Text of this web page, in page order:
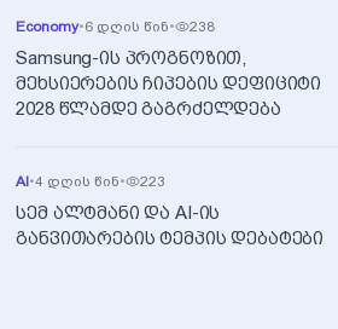
Economy•6 დღის წინ• 238
Samsung-ის პროგნოზით,
მეხსიერების ჩიპების დეფიციტი
2028 წლამდე გაგრძელდება
AI•4 დღის წინ• 223
სემ ალტმანი და AI-ის
განვითარების ტემპის დებატები